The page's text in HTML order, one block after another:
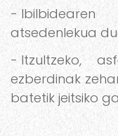
atsedenlekua
Itzultzeko,
ezberdinak
batetik jeitsiko